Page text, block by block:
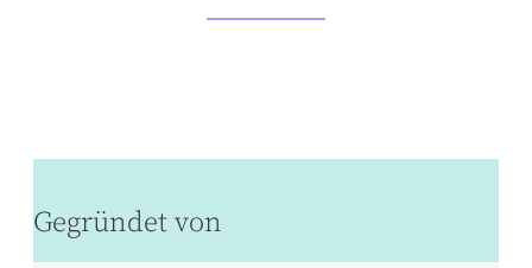
Gegründet von